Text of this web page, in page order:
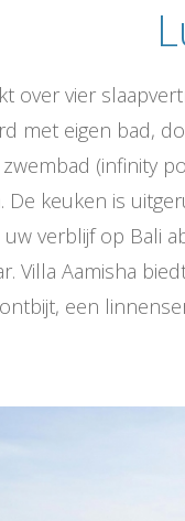
over vier
met eigen bad,
(infinity
keuken is
verblijf op Bali
Villa Aamisha
een